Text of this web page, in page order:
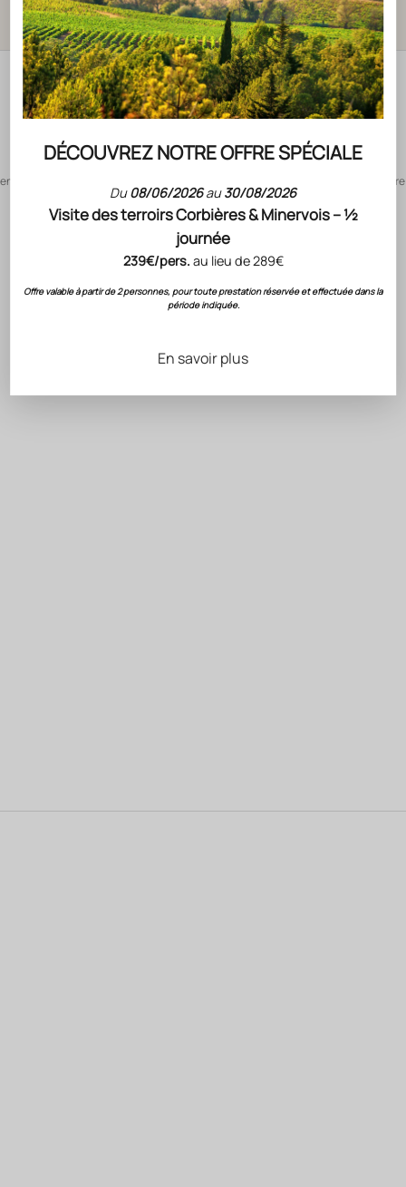
DÉCOUVREZ NOTRE OFFRE SPÉCIALE
Du08/06/2026au30/08/2026
Visite des terroirs Corbières & Minervois – ½
journée
239€/pers. au lieu de 289€
Offre valable à partir de 2 personnes, pour toute prestation réservée et effectuée dans la
période indiquée.
En savoir plus
17 DOMAINES
en biodynamie, faisant de Gérard Bertrand le leader mondial de la viticulture
biodynamique.
“On s’imprègne de l’art de vivre et de la
douceur méditerranéenne dans ce lieu
magique qui fait le lien entre la